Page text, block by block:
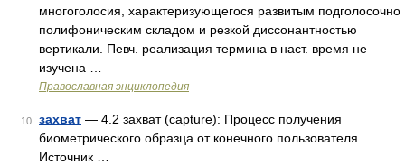
многоголосия, характеризующегося развитым подголосочно
полифоническим складом и резкой диссонантностью
вертикали. Певч. реализация термина в наст. время не
изучена …
Православная энциклопедия
10 захват — 4.2 захват (capture): Процесс получения
биометрического образца от конечного пользователя.
Источник …